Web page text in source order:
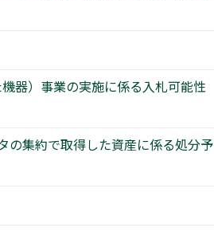
器）事業の実施に係る入札可能性
集約で取得した資産に係る処分予